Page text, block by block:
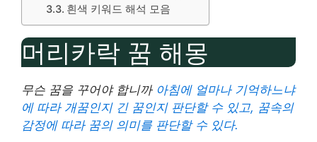
흰색 키워드 해석 모음
머리카락 꿈 해몽
무슨 꿈을 꾸어야 합니까 아침에 얼마나 기억하느냐
에 따라 개꿈인지 긴 꿈인지 판단할 수 있고, 꿈속의
감정에 따라 꿈의 의미를 판단할 수 있다.